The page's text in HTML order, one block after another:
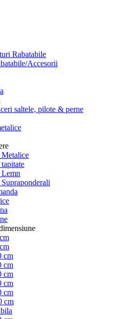
Rabatabile
Accesorii
saltele, pilote & perne
Metalice
Lemn
cm
cm
cm
cm
cm
cm